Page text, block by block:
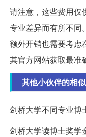
请注意，这些费用仅
专业差异而有所不同
额外开销也需要考虑
其官方网站获取最准
其他小伙伴的相似
剑桥大学不同专业博
剑桥大学读博士奖学